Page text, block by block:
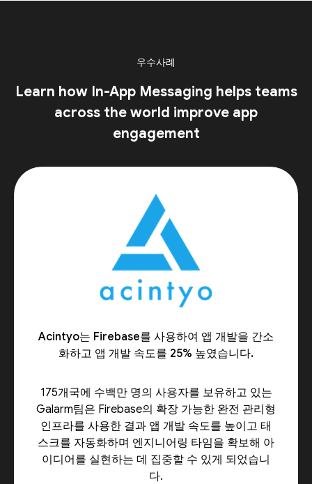
우수사례
Learn how In-App Messaging helps teams
across the world improve app
engagement
Acintyo는 Firebase를 사용하여 앱 개발을 간소
화하고 앱 개발 속도를 25% 높였습니다.
175개국에 수백만 명의 사용자를 보유하고 있는
Galarm팀은 Firebase의 확장 가능한 완전 관리형
인프라를 사용한 결과 앱 개발 속도를 높이고 태
스크를 자동화하며 엔지니어링 타임을 확보해 아
이디어를 실현하는 데 집중할 수 있게 되었습니
다.